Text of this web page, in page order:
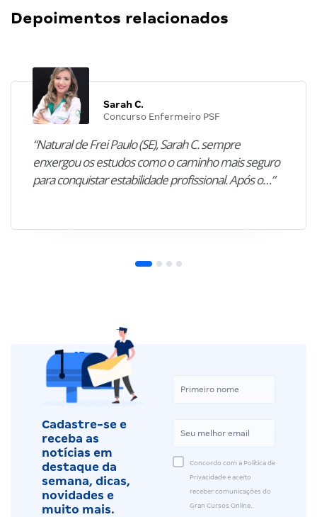
Depoimentos relacionados
Sarah C.
Concurso Enfermeiro PSF
“Natural de Frei Paulo (SE), Sarah C. sempre
enxergou os estudos como o caminho mais seguro
para conquistar estabilidade profissional. Após o…”
Cadastre-se e
receba as
notícias em
destaque da
semana, dicas,
novidades e
muito mais.
Concordo com a Política de
Privacidade e aceito
receber comunicações do
Gran Cursos Online.